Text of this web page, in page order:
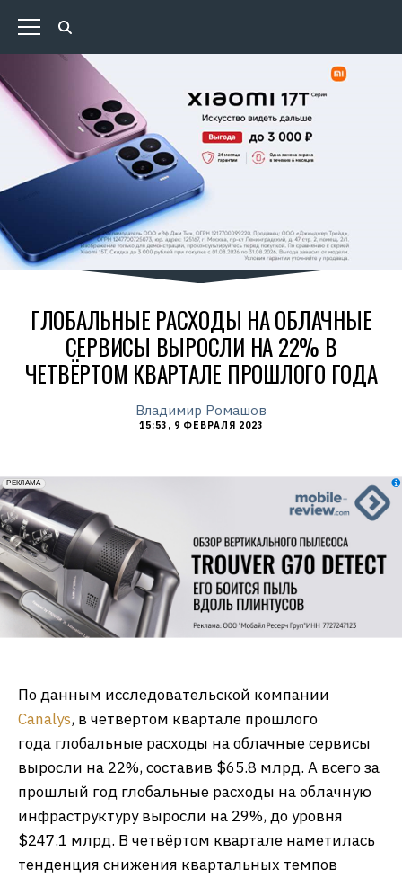
ГЛОБАЛЬНЫЕ РАСХОДЫ НА ОБЛАЧНЫЕ
СЕРВИСЫ ВЫРОСЛИ НА 22% В
ЧЕТВЁРТОМ КВАРТАЛЕ ПРОШЛОГО ГОДА
Владимир Ромашов
15:53, 9 ФЕВРАЛЯ 2023
erid: 2VfnxxmNzs5
РЕКЛАМА
По данным исследовательской компании
Canalys, в четвёртом квартале прошлого
года глобальные расходы на облачные сервисы
выросли на 22%, составив $65.8 млрд. А всего за
прошлый год глобальные расходы на облачную
инфраструктуру выросли на 29%, до уровня
$247.1 млрд. В четвёртом квартале наметилась
тенденция снижения квартальных темпов